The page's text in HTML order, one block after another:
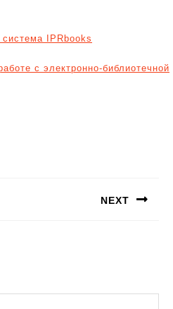
система IPRbooks
с электронно-библиотечной
NEXT